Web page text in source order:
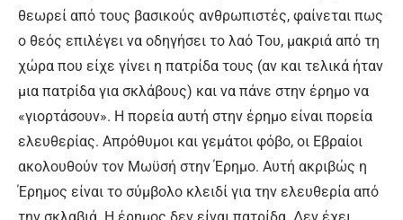
θεωρεί από τους βασικούς ανθρωπιστές, φαίνεται πως
ο θεός επιλέγει να οδηγήσει το λαό Του, μακριά από τη
χώρα που είχε γίνει η πατρίδα τους (αν και τελικά ήταν
μια πατρίδα για σκλάβους) και να πάνε στην έρημο να
«γιορτάσουν». Η πορεία αυτή στην έρημο είναι πορεία
ελευθερίας. Απρόθυμοι και γεμάτοι φόβο, οι Εβραίοι
ακολουθούν τον Μωϋσή στην Έρημο. Αυτή ακριβώς η
Έρημος είναι το σύμβολο κλειδί για την ελευθερία από